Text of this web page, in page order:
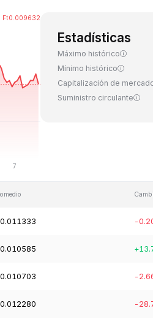
Ft0.009632
Estadísticas
Máximo histórico
Mínimo histórico
Capitalización de
Suministro circulante
-
-
-